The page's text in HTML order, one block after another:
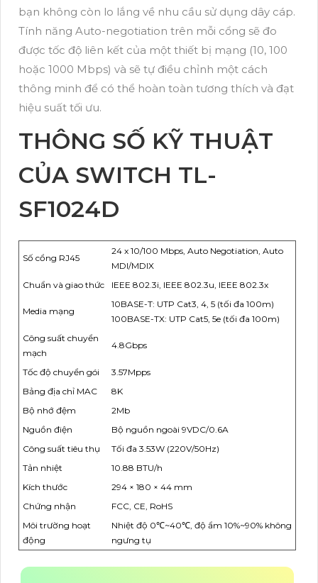
bạn không còn lo lắng về nhu cầu sử dụng dây cáp.
Tính năng Auto-negotiation trên mỗi cổng sẽ đo
được tốc độ liên kết của một thiết bị mạng (10, 100
hoặc 1000 Mbps) và sẽ tự điều chỉnh một cách
thông minh để có thể hoàn toàn tương thích và đạt
hiệu suất tối ưu.
THÔNG SỐ KỸ THUẬT
CỦA SWITCH TL-
SF1024D
Số cổng RJ45
24 x 10/100 Mbps, Auto Negotiation, Auto
MDI/MDIX
Chuẩn và giao thức
IEEE 802.3i, IEEE 802.3u, IEEE 802.3x
Media mạng
10BASE-T: UTP Cat3, 4, 5 (tối đa 100m)
100BASE-TX: UTP Cat5, 5e (tối đa 100m)
Công suất chuyển
mạch
4.8Gbps
Tốc độ chuyển gói
3.57Mpps
Bảng địa chỉ MAC
8K
Bộ nhớ đệm
2Mb
Nguồn điện
Bộ nguồn ngoài 9VDC/0.6A
Công suất tiêu thụ
Tối đa 3.53W (220V/50Hz)
Tản nhiệt
10.88 BTU/h
Kích thước
294 × 180 × 44 mm
Chứng nhận
FCC, CE, RoHS
Môi trường hoạt
động
Nhiệt độ 0℃~40℃, độ ẩm 10%~90% không
ngưng tụ